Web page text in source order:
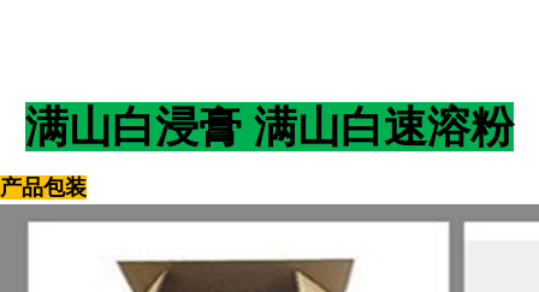
满山白浸膏 满山白速溶粉
产品包装